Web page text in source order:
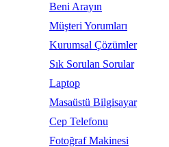
Beni Arayın
Müşteri Yorumları
Kurumsal Çözümler
Sık Sorulan Sorular
Laptop
Masaüstü Bilgisayar
Cep Telefonu
Fotoğraf Makinesi